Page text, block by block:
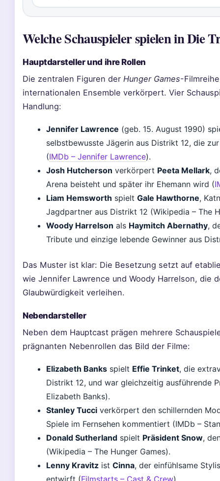
Welche Schauspieler spielen in Die
Hauptdarsteller und ihre Rollen
Die zentralen Figuren der Hunger Games-
internationalen Ensemble verkörpert. Vier
Handlung:
Jennifer Lawrence (geb. 15. August 1990)
selbstbewusste Jägerin aus Distrikt 12, die
(IMDb – Jennifer Lawrence).
Josh Hutcherson verkörpert Peeta Mellark,
Arena beisteht und später ihr Ehemann wird (
Liam Hemsworth spielt Gale Hawthorne,
Jagdpartner aus Distrikt 12 (Wikipedia – The
Woody Harrelson als Haymitch Abernathy,
Tribute und einzige lebende Gewinner aus
Das Muster ist klar: Die Besetzung setzt auf
wie Jennifer Lawrence und Woody Harrelson, die
Glaubwürdigkeit verleihen.
Nebendarsteller
Neben dem Hauptcast prägen mehrere
prägnanten Nebenrollen das Bild der Filme:
Elizabeth Banks spielt Effie Trinket, die
Distrikt 12, und war gleichzeitig ausführende
Elizabeth Banks).
Stanley Tucci verkörpert den schillernden
Spiele im Fernsehen kommentiert (IMDb –
Donald Sutherland spielt Präsident Snow,
(Wikipedia – The Hunger Games).
Lenny Kravitz ist Cinna, der einfühlsame
entwirft (Filmstarts – Cast & Crew).